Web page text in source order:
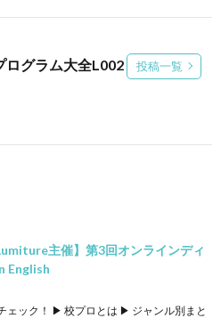
グラム大全L002 投稿一覧
主催】第3回オンラインディ
English
ェック！ ▶ 校プロとは ▶ ジャンル別まと